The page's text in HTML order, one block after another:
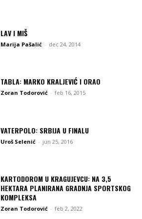
LAV I MIŠ
Marija Pašalić - dec 24, 2014
TABLA: MARKO KRALJEVIĆ I ORAO
Zoran Todorović - feb 16, 2015
VATERPOLO: SRBIJA U FINALU
Uroš Selenić - jun 25, 2016
KARTODOROM U KRAGUJEVCU: NA 3,5
HEKTARA PLANIRANA GRADNJA SPORTSKOG
KOMPLEKSA
Zoran Todorović - feb 2, 2022